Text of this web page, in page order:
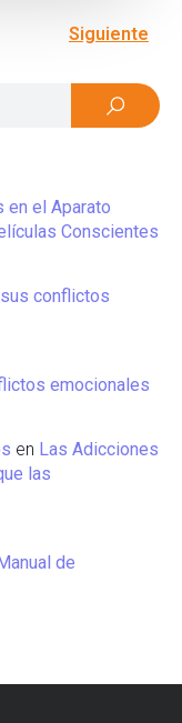
Siguiente
el Aparato
Conscientes
conflictos
emocionales
en Las Adicciones
las
de